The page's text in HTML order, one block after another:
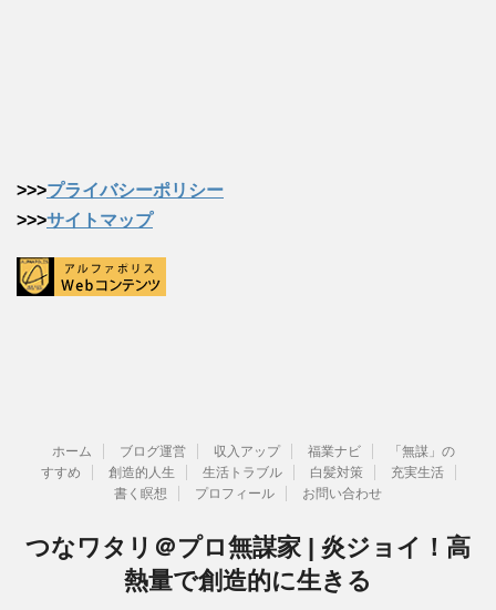
>>>プライバシーポリシー
>>>サイトマップ
ホーム ブログ運営 収入アップ 福業ナビ
「無謀」の
すすめ
創造的人生 生活トラブル 白髪対策
充実生活
書く瞑想
プロフィール お問い合わせ
つなワタリ＠プロ無謀家 | 炎ジョイ！高
熱量で創造的に生きる